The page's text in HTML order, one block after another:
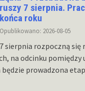
ruszy 7 sierpnia.
końca roku
Opublikowano: 2026-08-05
7 sierpnia rozpoczną się
na odcinku pomiędzy
prowadzona